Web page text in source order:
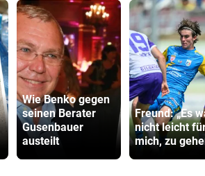
Wie Benko gegen
seinen Berater
Gusenbauer
austeilt
Freund: „Es
nicht leicht
mich, zu